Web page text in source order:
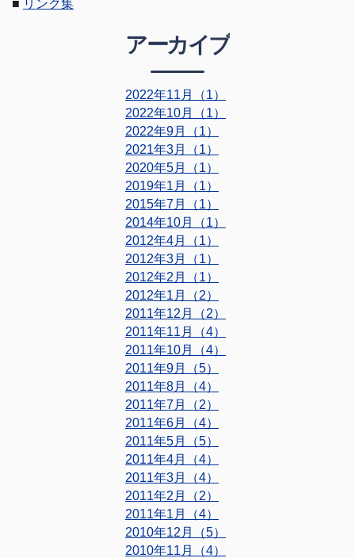
■ リンク集
アーカイブ
2022年11月（1）
2022年10月（1）
2022年9月（1）
2021年3月（1）
2020年5月（1）
2019年1月（1）
2015年7月（1）
2014年10月（1）
2012年4月（1）
2012年3月（1）
2012年2月（1）
2012年1月（2）
2011年12月（2）
2011年11月（4）
2011年10月（4）
2011年9月（5）
2011年8月（4）
2011年7月（2）
2011年6月（4）
2011年5月（5）
2011年4月（4）
2011年3月（4）
2011年2月（2）
2011年1月（4）
2010年12月（5）
2010年11月（4）